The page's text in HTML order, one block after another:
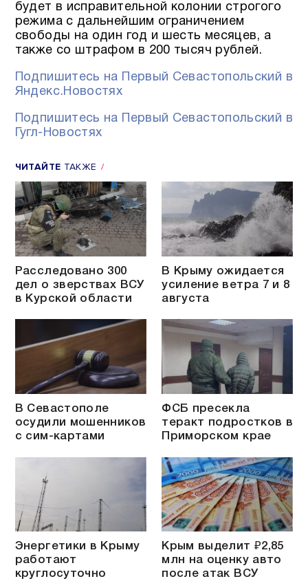
будет в исправительной колонии строгого
режима с дальнейшим ограничением
свободы на один год и шесть месяцев, а
также со штрафом в 200 тысяч рублей.
Подпишитесь на Первый Севастопольский в
Яндекс.Новостях
Подпишитесь на Первый Севастопольский в
Гугл-Новостях
ЧИТАЙТЕ ТАКЖЕ
Расследовано 300
дел о зверствах ВСУ
в Курской области
В Крыму ожидается
усиление ветра 7 и 8
августа
В Севастополе
осудили мошенников
с сим-картами
ФСБ пресекла
теракт подростков в
Приморском крае
Энергетики в Крыму
работают
круглосуточно
Крым выделит ₽2,85
млн на оценку авто
после атак ВСУ